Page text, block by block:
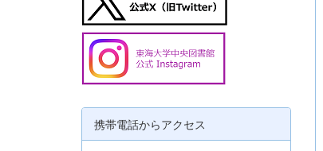
携帯電話からアクセス